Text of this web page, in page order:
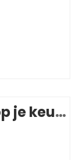
Promotiepakket ‘Trots op je keurmerk’